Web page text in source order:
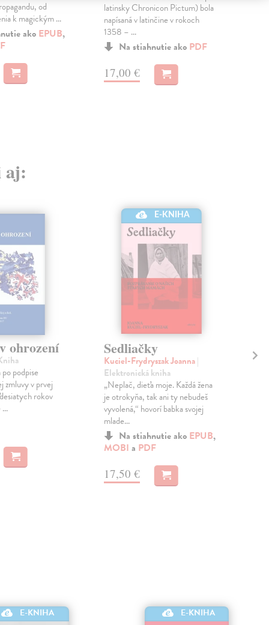
od
k magickým ...
ako EPUB,
latinsky Chronicon Pictum) bola
napísaná v latinčine v rokoch
1358 – ...
Na stiahnutie ako PDF
17,00 €
aj:
ohrození
podpise
zmluvy v prvej
rokov
E-KNIHA
Sedliačky
Kuciel-Frydryszak Joanna|
Elektronická kniha
„Neplač, dieťa moje. Každá žena
je otrokyňa, tak ani ty nebudeš
vyvolená,“ hovorí babka svojej
mlade...
Na stiahnutie ako EPUB,
MOBI a PDF
17,50 €
E-KNIHA E-KNIHA